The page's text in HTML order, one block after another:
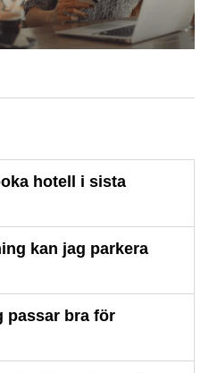
hotell i sista
kan jag parkera
passar bra för